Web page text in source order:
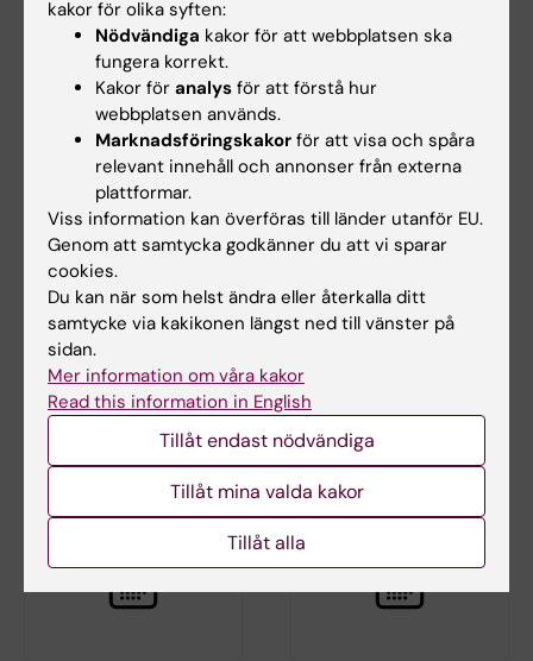
8 sep 2026-8 sep 2026
KIB Talks: Sök
smartare i Cinahl –
Förbättra dina
kunskaper i att söka
vetenskaplig
information
Bibliotekets sökexperter delar
med sig av sina bästa tips för
KIB Talks: iThenticate
– en programvara för
plagiering
Vi visar hur iThenticate
dokument samt ger…
kakor för olika syften:
Nödvändiga kakor för att webbplatsen ska
fungera korrekt.
Kakor för analys för att förstå hur
webbplatsen används.
Marknadsföringskakor för att visa och spåra
relevant innehåll och annonser från externa
plattformar.
Viss information kan överföras till länder utanför EU.
Genom att samtycka godkänner du att vi sparar
cookies.
Du kan när som helst ändra eller återkalla ditt
samtycke via kakikonen längst ned till vänster på
sidan.
Mer information om våra kakor
Read this information in English
Tillåt endast nödvändiga
Tillåt mina valda kakor
Tillåt alla